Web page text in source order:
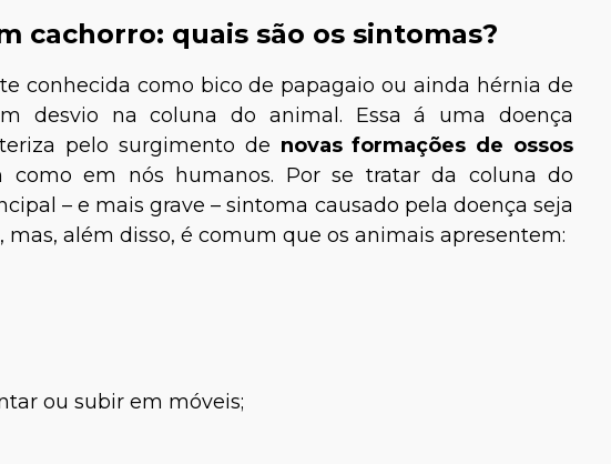
cachorro: quais são os sintomas?
conhecida como bico de papagaio ou ainda hérnia de
desvio na coluna do animal. Essa á uma doença
pelo surgimento de novas formações de ossos
como em nós humanos. Por se tratar da coluna do
– e mais grave – sintoma causado pela doença seja
além disso, é comum que os animais apresentem:
ou subir em móveis;